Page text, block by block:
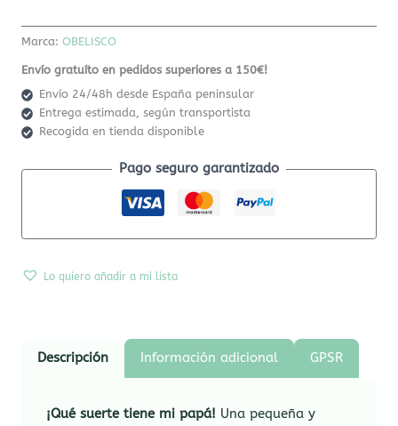
Marca:OBELISCO
Envío gratuíto en pedidos superiores a 150€!
Envío 24/48h desde España peninsular
Entrega estimada, según transportista
Recogida en tienda disponible
Pago seguro garantizado
Lo quiero añadir a mi lista
Descripción Información adicional GPSR
¡Qué suerte tiene mi papá! Una pequeña y